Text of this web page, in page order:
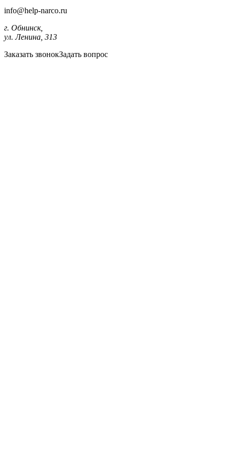
info@help-narco.ru
г. Обнинск,
ул. Ленина, 313
Заказать звонокЗадать вопрос